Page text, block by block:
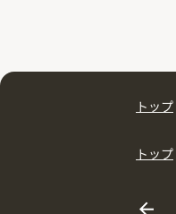
トップ
トップ